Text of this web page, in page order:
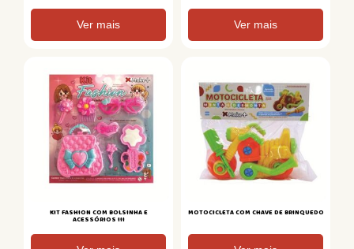
Ver mais Ver mais
KIT FASHION COM BOLSINHA E
ACESSÓRIOS III
MOTOCICLETA COM CHAVE DE BRINQUEDO